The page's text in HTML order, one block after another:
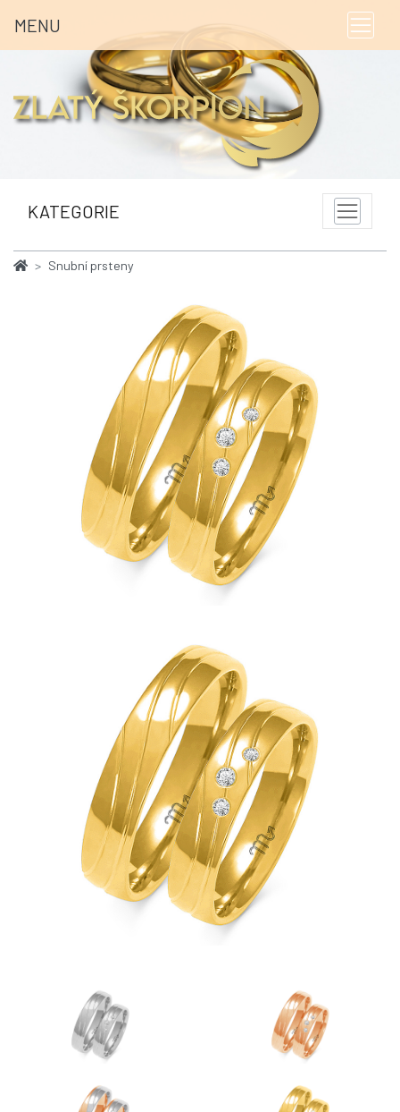
MENU
KATEGORIE
Snubní prsteny